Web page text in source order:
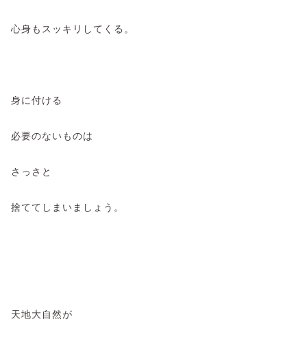
心身もスッキリしてくる。
身に付ける
必要のないものは
さっさと
捨ててしまいましょう。
天地大自然が